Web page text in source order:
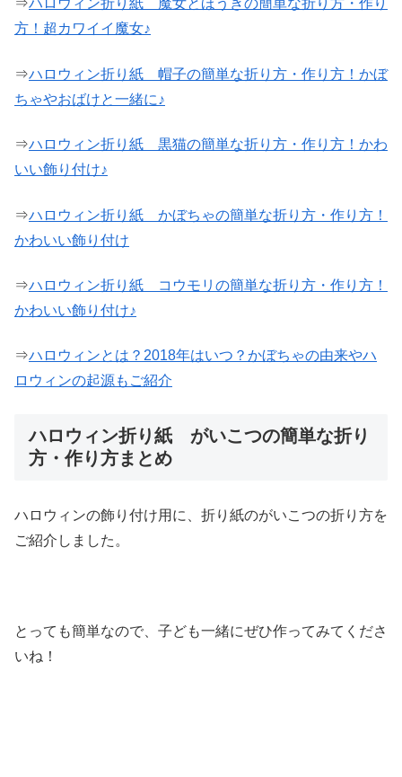
⇒ハロウィン折り紙 魔女とほうきの簡単な折り方・作り
方！超カワイイ魔女♪
⇒ハロウィン折り紙 帽子の簡単な折り方・作り方！かぼ
ちゃやおばけと一緒に♪
⇒ハロウィン折り紙 黒猫の簡単な折り方・作り方！かわ
いい飾り付け♪
⇒ハロウィン折り紙 かぼちゃの簡単な折り方・作り方！
かわいい飾り付け
⇒ハロウィン折り紙 コウモリの簡単な折り方・作り方！
かわいい飾り付け♪
⇒ハロウィンとは？2018年はいつ？かぼちゃの由来やハ
ロウィンの起源もご紹介
ハロウィン折り紙 がいこつの簡単な折り
方・作り方まとめ
ハロウィンの飾り付け用に、折り紙のがいこつの折り方を
ご紹介しました。
とっても簡単なので、子ども一緒にぜひ作ってみてくださ
いね！